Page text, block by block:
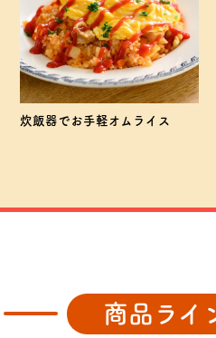
炊飯器でお手軽オムライス
商品ライ